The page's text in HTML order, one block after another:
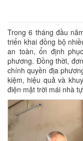
Trong 6 tháng đầu
triển khai đồng bộ
an toàn, ổn định
phương. Đồng thời,
chính quyền địa
kiệm, hiệu quả và
điện mặt trời mái nhà